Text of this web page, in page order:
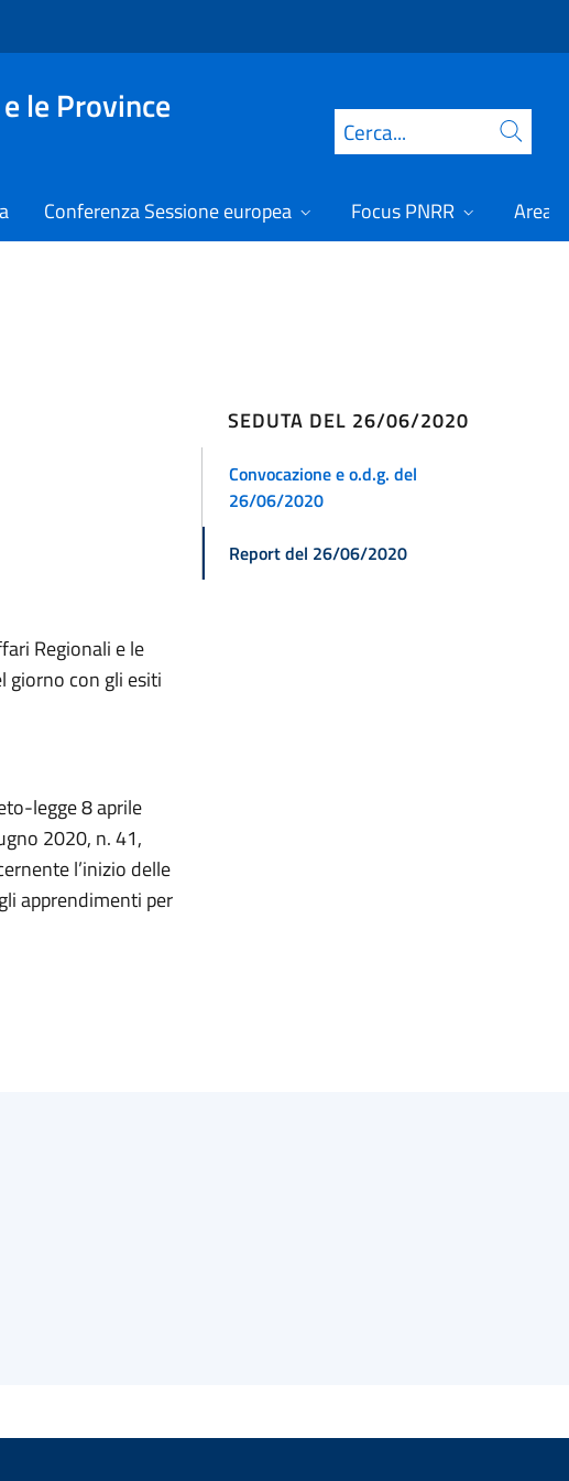
le Province
Cerca
Conferenza Sessione europea Focus PNRR Area
Regionali e le
giorno con gli esiti
legge 8 aprile
2020, n. 41,
l’inizio delle
apprendimenti per
SEDUTA DEL 26/06/2020
Convocazione e o.d.g. del
26/06/2020
Report del 26/06/2020